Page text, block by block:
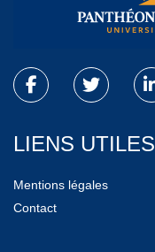
LIENS UTILES
Mentions légales
Contact